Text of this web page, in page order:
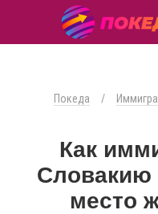
Покеда /
Как
Словакию
место